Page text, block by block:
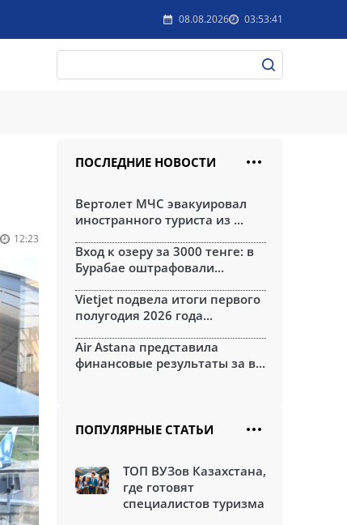
08.08.2026 03:53:41
12:23
ПОСЛЕДНИЕ НОВОСТИ
Вертолет МЧС эвакуировал
иностранного туриста из ...
Вход к озеру за 3000 тенге: в
Бурабае оштрафовали...
Vietjet подвела итоги первого
полугодия 2026 года...
Air Astana представила
финансовые результаты за в...
ПОПУЛЯРНЫЕ СТАТЬИ
ТОП ВУЗов Казахстана,
где готовят
специалистов туризма